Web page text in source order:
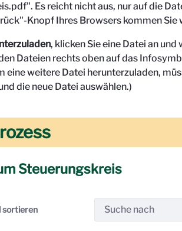
Es reicht nicht aus, nur auf die
Knopf Ihres Browsers kommen Sie
, klicken Sie eine Datei an
Dateien rechts oben auf das
eine weitere Datei herunterzuladen,
die neue Datei auswählen.)
Steuerungskreis
sortieren